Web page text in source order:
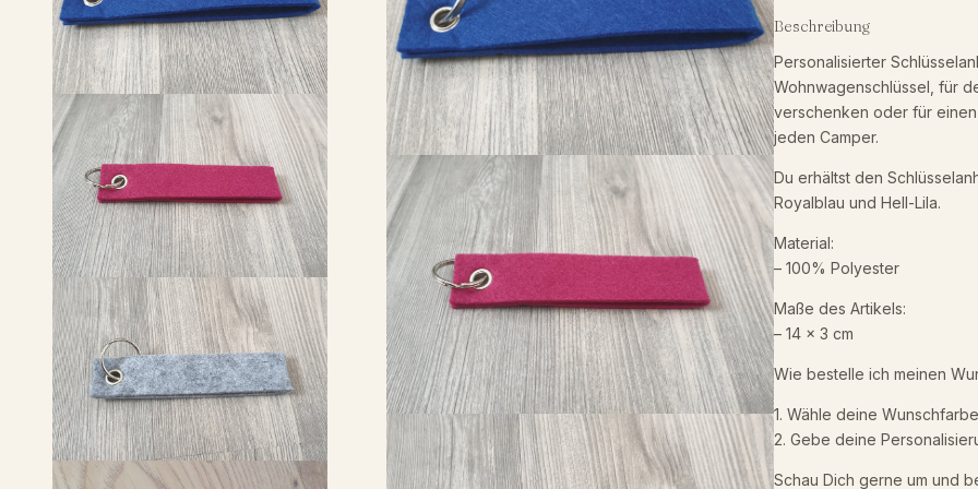
c
h
l
ü
s
s
e
l
a
h
ä
n
g
e
r
p
e
Beschreibung
Personalisierter
Wohnwagenschlüssel, für
verschenken oder für
jeden Camper.
Du erhältst den
Royalblau und Hell-Lila.
Material:
– 100% Polyester
Maße des Artikels:
– 14 x 3 cm
Wie bestelle ich meinen
1. Wähle deine
2. Gebe deine
Schau Dich gerne um und